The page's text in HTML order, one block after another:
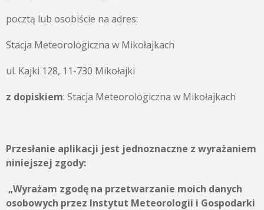
pocztą lub osobiście na adres:
Stacja Meteorologiczna w Mikołajkach
ul. Kajki 128, 11-730 Mikołajki
z dopiskiem: Stacja Meteorologiczna w Mikołajkach
Przesłanie aplikacji jest jednoznaczne z wyrażaniem
niniejszej zgody:
„Wyrażam zgodę na przetwarzanie moich danych
osobowych przez Instytut Meteorologii i Gospodarki